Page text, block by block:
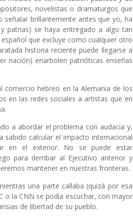
novelistas o dramaturgos que
brillantemente antes que yo, ha
patrias) se haya entregado a algo tan
que excluye como cualquier otro
historia reciente puede llegarse a
nación) enarbolen patrióticas enseñas
comercio hebreo en la Alemania de los
en las redes sociales a artistas que en
a abordar el problema con audacia y,
calcular el impacto internacional
en el exterior. No se puede estar
para derribar al Ejecutivo anterior y
mantener en nuestras fronteras.
una parte callaba (quizá por esa
o la CNN se podía escuchar, con mayor
de libertad de su pueblo.